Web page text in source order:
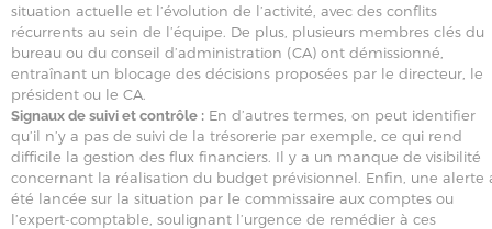
situation actuelle et l’évolution de l’activité, avec des conflits
récurrents au sein de l’équipe. De plus, plusieurs membres clés du
bureau ou du conseil d’administration (CA) ont démissionné,
entraînant un blocage des décisions proposées par le directeur, le
président ou le CA.
Signaux de suivi et contrôle : En d’autres termes, on peut identifier
qu’il n’y a pas de suivi de la trésorerie par exemple, ce qui rend
difficile la gestion des flux financiers. Il y a un manque de visibilité
concernant la réalisation du budget prévisionnel. Enfin, une alerte
été lancée sur la situation par le commissaire aux comptes ou
l’expert-comptable, soulignant l’urgence de remédier à ces